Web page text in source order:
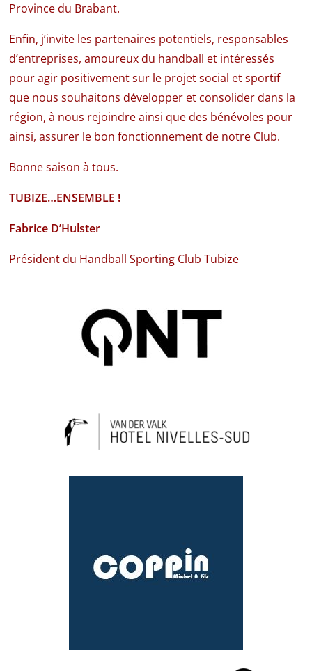
Province du Brabant.
Enfin, j’invite les partenaires potentiels, responsables
d’entreprises, amoureux du handball et intéressés
pour agir positivement sur le projet social et sportif
que nous souhaitons développer et consolider dans la
région, à nous rejoindre ainsi que des bénévoles pour
ainsi, assurer le bon fonctionnement de notre Club.
Bonne saison à tous.
TUBIZE…ENSEMBLE !
Fabrice D’Hulster
Président du Handball Sporting Club Tubize